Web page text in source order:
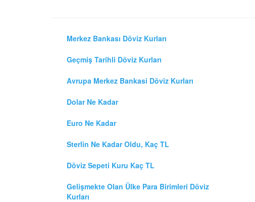
Merkez Bankası Döviz Kurları
Geçmiş Tarihli Döviz Kurları
Avrupa Merkez Bankasi Döviz Kurları
Dolar Ne Kadar
Euro Ne Kadar
Sterlin Ne Kadar Oldu, Kaç TL
Döviz Sepeti Kuru Kaç TL
Gelişmekte Olan Ülke Para Birimleri Döviz
Kurları